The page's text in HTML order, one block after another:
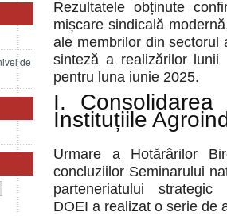
de
Rezultatele obținute
mișcare sindicală
ale membrilor din sectorul
sinteză a realizărilor lunii
pentru luna iunie 2025.
I. Consolidarea
Instituțiile
Urmare a Hotărârilor
concluziilor Seminarului
parteneriatului strategic
DOEI a realizat o serie de